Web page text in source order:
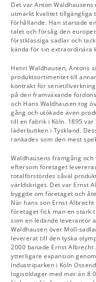
Det var Anton
utmärkt kvalitet tillgängliga
förhållande. Han startade
talet och försåg den
förstklassiga sadlar och
kända för sin extraordinära
Henri Waldhausen, Antons
produktsortimentet till
kontrakt för
på den framväxande
och Hans Waldhausen tog
gång och utökade även
till en fabrik i Köln. 1895
läderbutiken i Tyskland.
rankades som den mest
Waldhausens framgång
eftersom företaget
totalförstördes såväl
världskriget. Det var Ernst
byggde om företaget och
När hans son Ernst
företaget fick man en stark
som en ledande leverantör
Waldhausen över Moll-
levererat till den tyska
2000 banade Ernst
ytterligare expansion
industriparken i Köln
logistiklager med mer än 8